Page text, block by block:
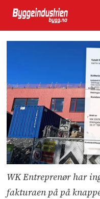
WK Entreprenør har
fakturaen på på